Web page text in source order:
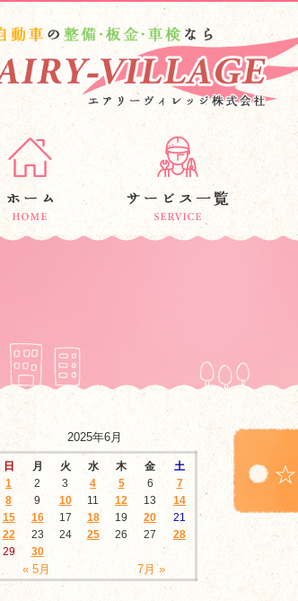
☆
2025年6月
日 月 火 水 木 金 土
« 5月 7月 »
1 2 3 4 5 6
7
8
9 10 11 12 13
14
15
16 17 18 19 20
21
22
23 24 25 26 27
28
29
30